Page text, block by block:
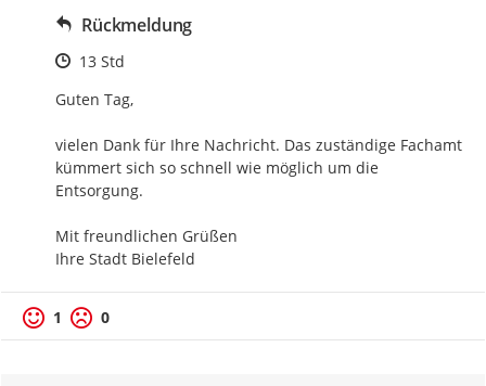
Rückmeldung
Zeitpunkt des Erstellens
13 Std
Guten Tag,
vielen Dank für Ihre Nachricht. Das zuständige Fachamt
kümmert sich so schnell wie möglich um die
Entsorgung.
Mit freundlichen Grüßen
Ihre Stadt Bielefeld
1 0